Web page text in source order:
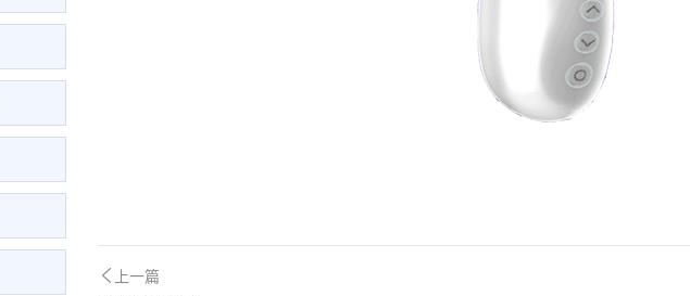
上一篇